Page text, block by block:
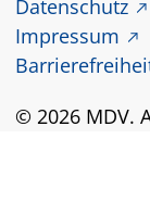
Datenschutz
Impressum
© 2026 MDV.